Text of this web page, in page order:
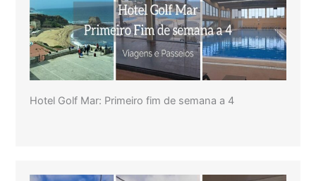
Hotel Golf Mar: Primeiro fim de semana a 4